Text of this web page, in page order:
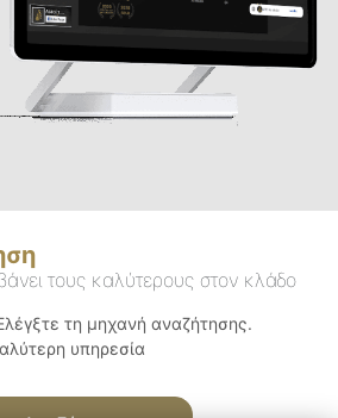
τους καλύτερους στον κλάδο
τη μηχανή αναζήτησης.
υπηρεσία